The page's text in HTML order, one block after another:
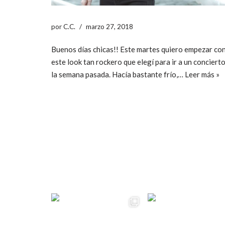
porC.C. marzo 27, 2018
Buenos días chicas!! Este martes quiero empezar
este look tan rockero que elegí para ir a un concierto
la semana pasada. Hacía bastante frío,… Leer más »